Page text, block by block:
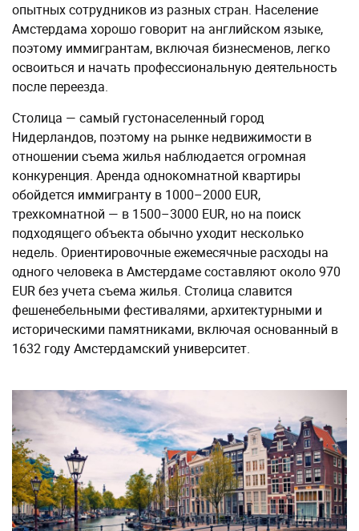
опытных сотрудников из разных стран. Население
Амстердама хорошо говорит на английском языке,
поэтому иммигрантам, включая бизнесменов, легко
освоиться и начать профессиональную деятельность
после переезда.
Столица — самый густонаселенный город
Нидерландов, поэтому на рынке недвижимости в
отношении съема жилья наблюдается огромная
конкуренция. Аренда однокомнатной квартиры
обойдется иммигранту в 1000–2000 EUR,
трехкомнатной — в 1500–3000 EUR, но на поиск
подходящего объекта обычно уходит несколько
недель. Ориентировочные ежемесячные расходы на
одного человека в Амстердаме составляют около 970
EUR без учета съема жилья. Столица славится
фешенебельными фестивалями, архитектурными и
историческими памятниками, включая основанный в
1632 году Амстердамский университет.